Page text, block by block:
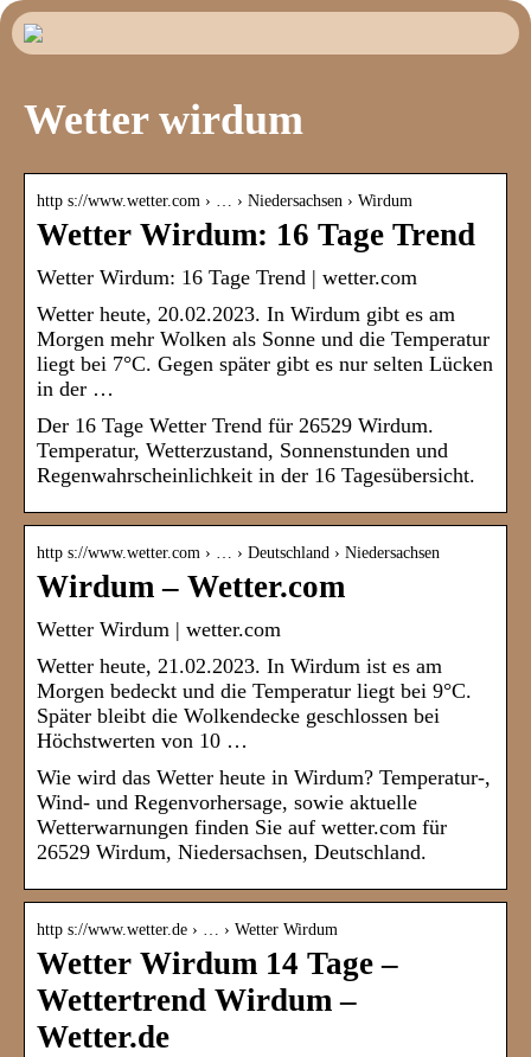
Wetter wirdum
http s://www.wetter.com › … › Niedersachsen › Wirdum
Wetter Wirdum: 16 Tage Trend
Wetter Wirdum: 16 Tage Trend | wetter.com
Wetter heute, 20.02.2023. In Wirdum gibt es am
Morgen mehr Wolken als Sonne und die Temperatur
liegt bei 7°C. Gegen später gibt es nur selten Lücken
in der …
Der 16 Tage Wetter Trend für 26529 Wirdum.
Temperatur, Wetterzustand, Sonnenstunden und
Regenwahrscheinlichkeit in der 16 Tagesübersicht.
http s://www.wetter.com › … › Deutschland › Niedersachsen
Wirdum – Wetter.com
Wetter Wirdum | wetter.com
Wetter heute, 21.02.2023. In Wirdum ist es am
Morgen bedeckt und die Temperatur liegt bei 9°C.
Später bleibt die Wolkendecke geschlossen bei
Höchstwerten von 10 …
Wie wird das Wetter heute in Wirdum? Temperatur-,
Wind- und Regenvorhersage, sowie aktuelle
Wetterwarnungen finden Sie auf wetter.com für
26529 Wirdum, Niedersachsen, Deutschland.
http s://www.wetter.de › … › Wetter Wirdum
Wetter Wirdum 14 Tage –
Wettertrend Wirdum –
Wetter.de